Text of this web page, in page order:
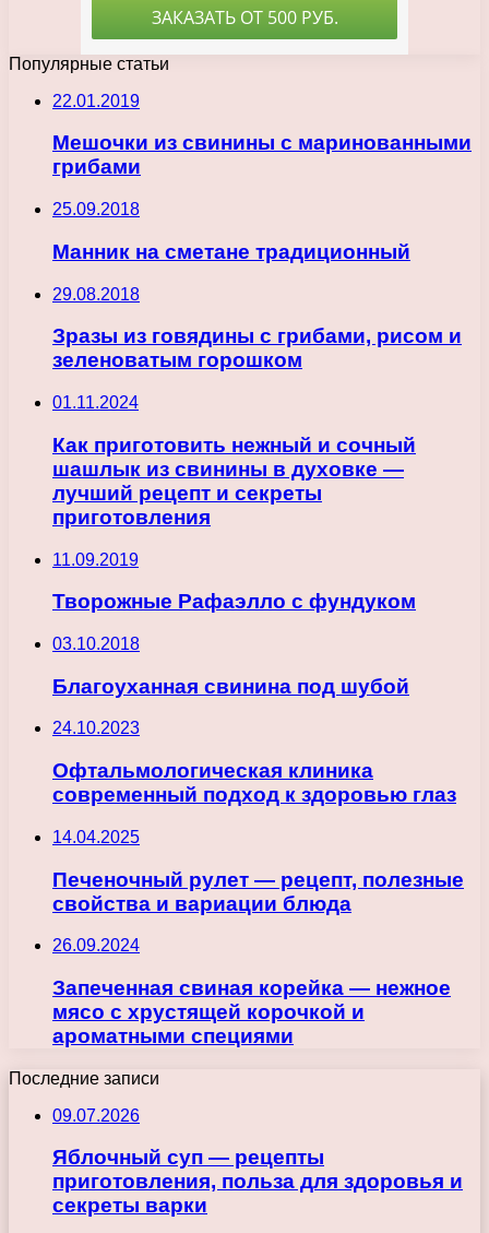
Популярные статьи
22.01.2019
Мешочки из свинины с маринованными
грибами
25.09.2018
Манник на сметане традиционный
29.08.2018
Зразы из говядины с грибами, рисом и
зеленоватым горошком
01.11.2024
Как приготовить нежный и сочный
шашлык из свинины в духовке —
лучший рецепт и секреты
приготовления
11.09.2019
Творожные Рафаэлло с фундуком
03.10.2018
Благоуханная свинина под шубой
24.10.2023
Офтальмологическая клиника
современный подход к здоровью глаз
14.04.2025
Печеночный рулет — рецепт, полезные
свойства и вариации блюда
26.09.2024
Запеченная свиная корейка — нежное
мясо с хрустящей корочкой и
ароматными специями
Последние записи
09.07.2026
Яблочный суп — рецепты
приготовления, польза для здоровья и
секреты варки